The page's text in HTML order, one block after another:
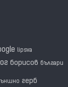
lipsva
борисов българи
герб